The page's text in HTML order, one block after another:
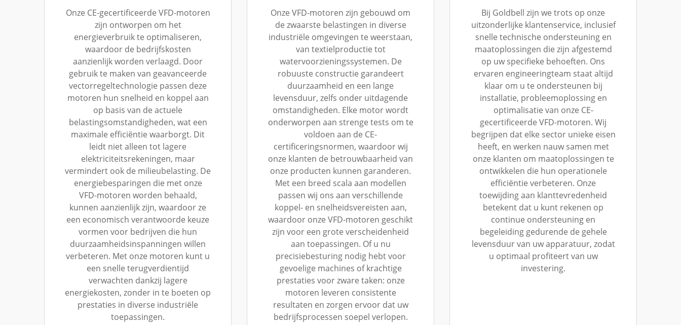
Onze CE-gecertificeerde VFD-motoren
zijn ontworpen om het
energieverbruik te optimaliseren,
waardoor de bedrijfskosten
aanzienlijk worden verlaagd. Door
gebruik te maken van geavanceerde
vectorregeltechnologie passen deze
motoren hun snelheid en koppel aan
op basis van de actuele
belastingsomstandigheden, wat een
maximale efficiëntie waarborgt. Dit
leidt niet alleen tot lagere
elektriciteitsrekeningen, maar
vermindert ook de milieubelasting. De
energiebesparingen die met onze
VFD-motoren worden behaald,
kunnen aanzienlijk zijn, waardoor ze
een economisch verantwoorde keuze
vormen voor bedrijven die hun
duurzaamheidsinspanningen willen
verbeteren. Met onze motoren kunt u
een snelle terugverdientijd
verwachten dankzij lagere
energiekosten, zonder in te boeten op
prestaties in diverse industriële
toepassingen.
Onze VFD-motoren zijn gebouwd om
de zwaarste belastingen in diverse
industriële omgevingen te weerstaan,
van textielproductie tot
watervoorzieningssystemen. De
robuuste constructie garandeert
duurzaamheid en een lange
levensduur, zelfs onder uitdagende
omstandigheden. Elke motor wordt
onderworpen aan strenge tests om te
voldoen aan de CE-
certificeringsnormen, waardoor wij
onze klanten de betrouwbaarheid van
onze producten kunnen garanderen.
Met een breed scala aan modellen
passen wij ons aan verschillende
koppel- en snelheidsvereisten aan,
waardoor onze VFD-motoren geschikt
zijn voor een grote verscheidenheid
aan toepassingen. Of u nu
precisiebesturing nodig hebt voor
gevoelige machines of krachtige
prestaties voor zware taken: onze
motoren leveren consistente
resultaten en zorgen ervoor dat uw
bedrijfsprocessen soepel verlopen.
Bij Goldbell zijn we trots op onze
uitzonderlijke klantenservice, inclusief
snelle technische ondersteuning en
maatoplossingen die zijn afgestemd
op uw specifieke behoeften. Ons
ervaren engineeringteam staat altijd
klaar om u te ondersteunen bij
installatie, probleemoplossing en
optimalisatie van onze CE-
gecertificeerde VFD-motoren. Wij
begrijpen dat elke sector unieke eisen
heeft, en werken nauw samen met
onze klanten om maatoplossingen te
ontwikkelen die hun operationele
efficiëntie verbeteren. Onze
toewijding aan klanttevredenheid
betekent dat u kunt rekenen op
continue ondersteuning en
begeleiding gedurende de gehele
levensduur van uw apparatuur, zodat
u optimaal profiteert van uw
investering.